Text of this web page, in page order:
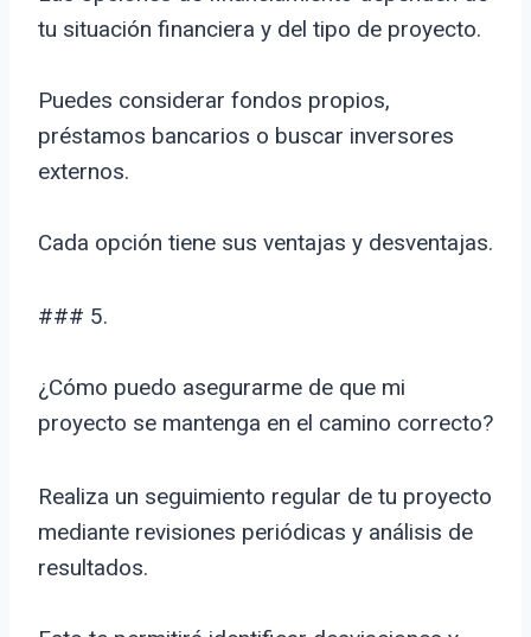
tu situación financiera y del tipo de proyecto.
Puedes considerar fondos propios,
préstamos bancarios o buscar inversores
externos.
Cada opción tiene sus ventajas y desventajas.
### 5.
¿Cómo puedo asegurarme de que mi
proyecto se mantenga en el camino correcto?
Realiza un seguimiento regular de tu proyecto
mediante revisiones periódicas y análisis de
resultados.